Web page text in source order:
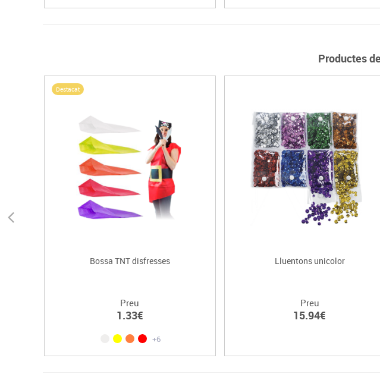
Productes
Destacat
Bossa TNT disfresses
Preu
1.33€
+6
Lluentons unicolor
Preu
15.94€